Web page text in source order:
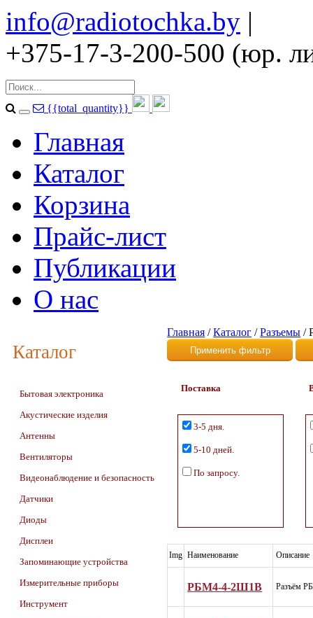
info@radiotochka.by |
+375-17-3-200-500 (юр.
{{total_quantity}}
Главная
Каталог
Корзина
Прайс-лист
Публикации
О нас
Каталог
Бытовая электроника
Акустические изделия
Антенны
Вентиляторы
Видеонаблюдение и безопасность
Датчики
Диоды
Дисплеи
Запоминающие устройства
Измерительные приборы
Инструмент
Главная /Каталог /Разъемы /
Поставка
3-5 дня.
5-10 дней.
По запросу.
Img Наименование Описание
РБМ4-4-2Ш1В Разъём